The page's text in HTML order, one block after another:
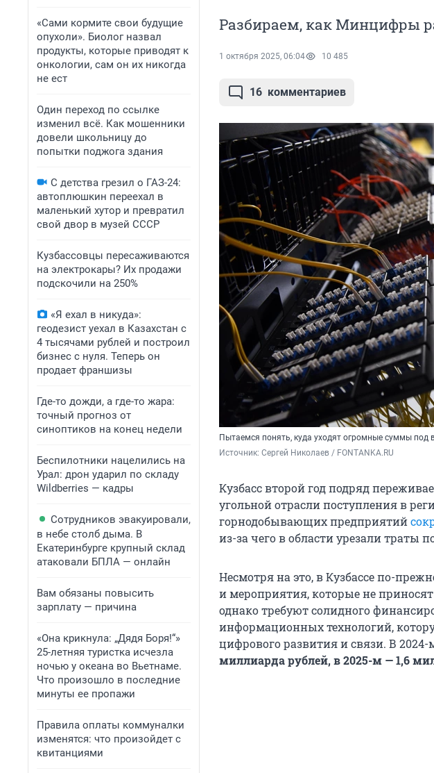
«Сами кормите свои будущие
опухоли». Биолог назвал
продукты, которые приводят к
онкологии, сам он их никогда
не ест
Один переход по ссылке
изменил всё. Как мошенники
довели школьницу до
попытки поджога здания
С детства грезил о ГАЗ-24:
автоплюшкин переехал в
маленький хутор и превратил
свой двор в музей СССР
Кузбассовцы пересаживаются
на электрокары? Их продажи
подскочили на 250%
«Я ехал в никуда»:
геодезист уехал в Казахстан с
4 тысячами рублей и построил
бизнес с нуля. Теперь он
продает франшизы
Где-то дожди, а где-то жара:
точный прогноз от
синоптиков на конец недели
Беспилотники нацелились на
Урал: дрон ударил по складу
Wildberries — кадры
Сотрудников эвакуировали,
в небе столб дыма. В
Екатеринбурге крупный склад
атаковали БПЛА — онлайн
Вам обязаны повысить
зарплату — причина
«Она крикнула: „Дядя Боря!“»
25-летняя туристка исчезла
ночью у океана во Вьетнаме.
Что произошло в последние
минуты ее пропажи
Правила оплаты коммуналки
изменятся: что произойдет с
квитанциями
Разбираем, как Минцифры
1 октября 2025, 06:04 10 485
16 комментариев
Пытаемся понять, куда уходят огромные суммы под
Источник: Сергей Николаев / FONTANKA.RU
Кузбасс второй год подряд
угольной отрасли поступления в
горнодобывающих предприятий
из-за чего в области урезали траты
Несмотря на это, в Кузбассе по-
и мероприятия, которые не
однако требуют солидного
информационных технологий,
цифрового развития и связи. В
миллиарда рублей, в 2025-м — 1,6